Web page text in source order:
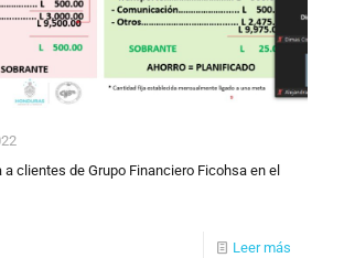
a clientes de Grupo Financiero Ficohsa en el
Leer más